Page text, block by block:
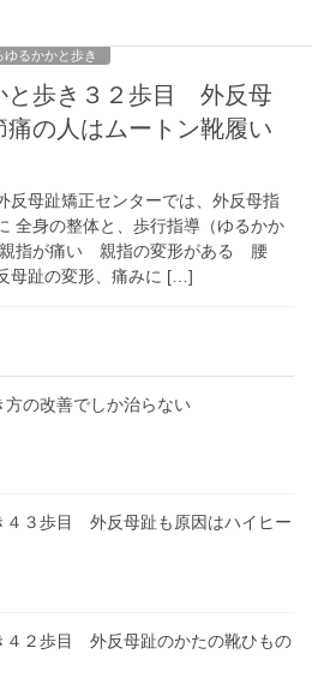
ゆるかかと歩き
と歩き３２歩目 外反母
痛の人はムートン靴履い
反母趾矯正センターでは、外反母指
全身の整体と、歩行指導（ゆるかか
親指が痛い 親指の変形がある 腰
趾の変形、痛みに […]
方の改善でしか治らない
４３歩目 外反母趾も原因はハイヒー
４２歩目 外反母趾のかたの靴ひもの